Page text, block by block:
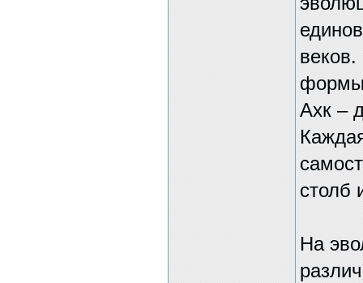
формы
Ахк –
столб
На